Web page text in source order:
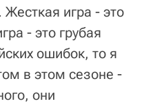
игра - это
- это грубая
ошибок, то я
в этом сезоне -
они